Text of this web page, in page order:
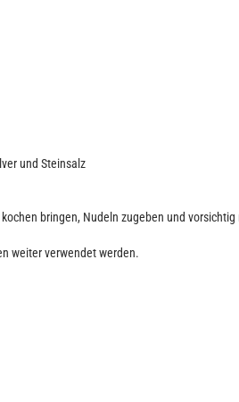
und Steinsalz
bringen, Nudeln zugeben und
weiter verwendet werden.